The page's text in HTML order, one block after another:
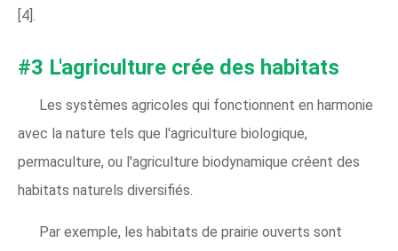
[4].
#3 L'agriculture crée des habitats
Les systèmes agricoles qui fonctionnent en harmonie
avec la nature tels que l'agriculture biologique,
permaculture, ou l'agriculture biodynamique créent des
habitats naturels diversifiés.
Par exemple, les habitats de prairie ouverts sont